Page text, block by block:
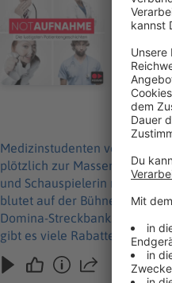
Humor.
wird
Streckbank...
WERBUNG Hier gibt es viele Rabatte und alle Infos zu den
https://linktr.ee/
an:
Medizinstudenten vergessen
plötzlich zur
und Schauspielerin nimmt
blutet auf der Bühne. Max
Domina-Streckbank... Keine Angst: Dieser Podcast ist
gibt es viele Rabatte und alle
Werbung in diesem Podcast